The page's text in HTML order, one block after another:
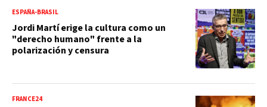
ESPAÑA-BRASIL
Jordi Martí erige la cultura como un
"derecho humano" frente a la
polarización y censura
FRANCE24